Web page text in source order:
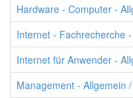
Hardware - Computer -
Internet - Fachrecherche
Internet für Anwender -
Management - Allgemein